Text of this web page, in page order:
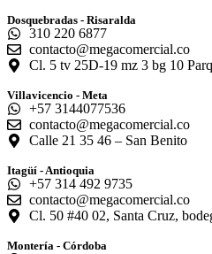
Dosquebradas - Risaralda
310 220 6877
contacto@megacomercial.co
Cl. 5 tv 25D-19 mz 3 bg 10
Villavicencio - Meta
+57 3144077536
contacto@megacomercial.co
Calle 21 35 46 – San Benito
Itagüí - Antioquia
+57 314 492 9735
contacto@megacomercial.co
Cl. 50 #40 02, Santa Cruz,
Montería - Córdoba